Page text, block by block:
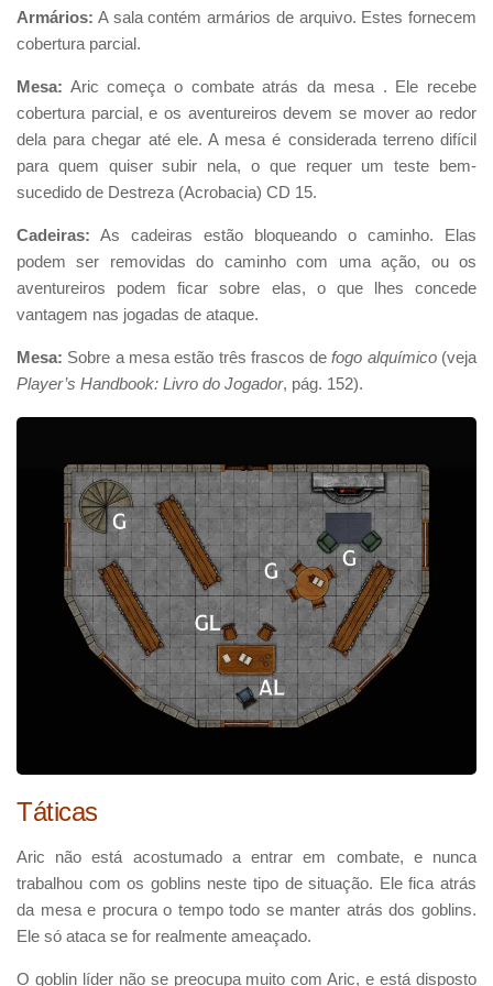
Armários: A sala contém armários de arquivo. Estes fornecem
cobertura parcial.
Mesa: Aric começa o combate atrás da mesa . Ele recebe
cobertura parcial, e os aventureiros devem se mover ao redor
dela para chegar até ele. A mesa é considerada terreno difícil
para quem quiser subir nela, o que requer um teste bem-
sucedido de Destreza (Acrobacia) CD 15.
Cadeiras: As cadeiras estão bloqueando o caminho. Elas
podem ser removidas do caminho com uma ação, ou os
aventureiros podem ficar sobre elas, o que lhes concede
vantagem nas jogadas de ataque.
Mesa: Sobre a mesa estão três frascos defogo alquímico(veja
Player’s Handbook: Livro do Jogador, pág. 152).
Táticas
Aric não está acostumado a entrar em combate, e nunca
trabalhou com os goblins neste tipo de situação. Ele fica atrás
da mesa e procura o tempo todo se manter atrás dos goblins.
Ele só ataca se for realmente ameaçado.
O goblin líder não se preocupa muito com Aric, e está disposto